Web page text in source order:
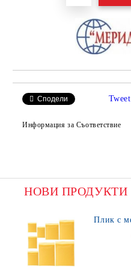
Сподели Tweet
Информация за Съответствие
НОВИ ПРОДУКТИ